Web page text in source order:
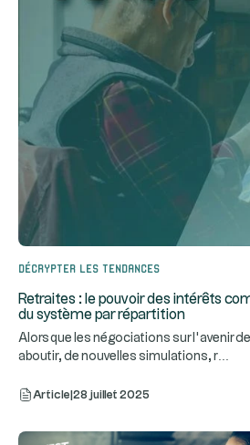
Décrypter les tendances
Retraites : le pouvoir des intérêts
du système par répartition
Alors que les négociations sur l’avenir
aboutir, de nouvelles simulations, r
Article 28 juillet 2025